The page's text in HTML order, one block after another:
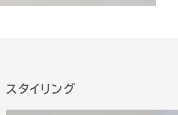
スタイリング